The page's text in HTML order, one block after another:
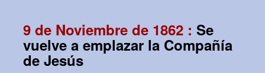
9 de Noviembre de 1862 : Se
vuelve a emplazar la Compañía
de Jesús